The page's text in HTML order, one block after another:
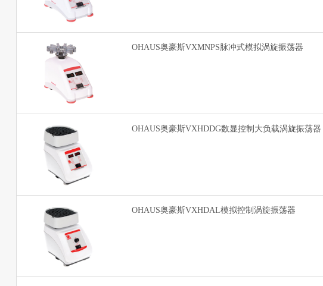
OHAUS奥豪斯VXMNPS脉冲式模拟涡旋振荡器
OHAUS奥豪斯VXHDDG数显控制大负载涡旋振荡器
OHAUS奥豪斯VXHDAL模拟控制涡旋振荡器